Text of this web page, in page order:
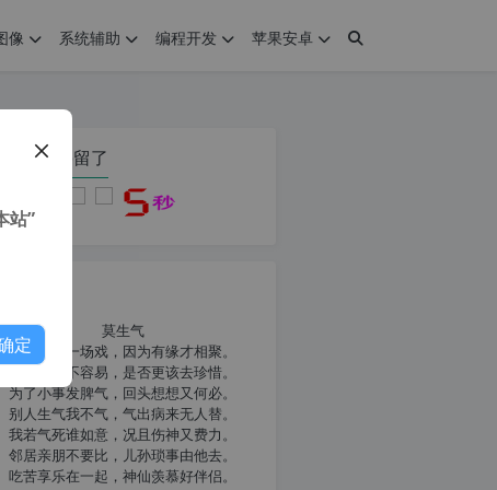
像 系统辅助 编程开发 苹果安卓
在本页停留了
莫生气
人生就像一场戏，因为有缘才相聚。
相扶到老不容易，是否更该去珍惜。
为了小事发脾气，回头想想又何必。
别人生气我不气，气出病来无人替。
我若气死谁如意，况且伤神又费力。
邻居亲朋不要比，儿孙琐事由他去。
吃苦享乐在一起，神仙羡慕好伴侣。
站”
定